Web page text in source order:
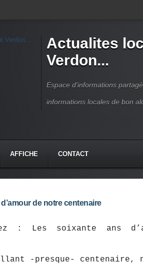
Actualites
Verdon...
Espace d'informations
informations locales de bon
AFFICHE CONTACT
de notre centenaire
: Les soixante ans
-presque- centenaire,